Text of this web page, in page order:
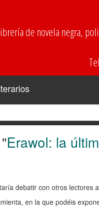
de novela negra,
Erawol: la
debatir con otros lectores
en la que podéis